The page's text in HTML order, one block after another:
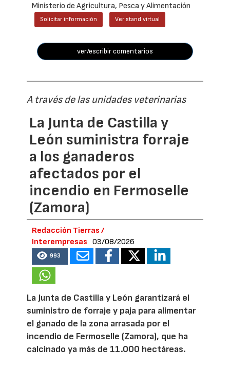
Ministerio de Agricultura, Pesca y Alimentación
Solicitar información Ver stand virtual
ver/escribir comentarios
A través de las unidades veterinarias
La Junta de Castilla y
León suministra forraje
a los ganaderos
afectados por el
incendio en Fermoselle
(Zamora)
Redacción Tierras /
Interempresas
03/08/2026
993
La Junta de Castilla y León garantizará el
suministro de forraje y paja para alimentar
el ganado de la zona arrasada por el
incendio de Fermoselle (Zamora), que ha
calcinado ya más de 11.000 hectáreas.